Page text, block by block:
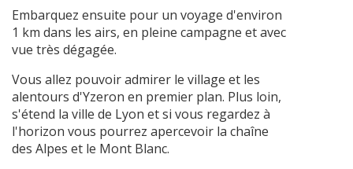
Embarquez ensuite pour un voyage d'environ
1 km dans les airs, en pleine campagne et avec
vue très dégagée.
Vous allez pouvoir admirer le village et les
alentours d'Yzeron en premier plan. Plus loin,
s'étend la ville de Lyon et si vous regardez à
l'horizon vous pourrez apercevoir la chaîne
des Alpes et le Mont Blanc.